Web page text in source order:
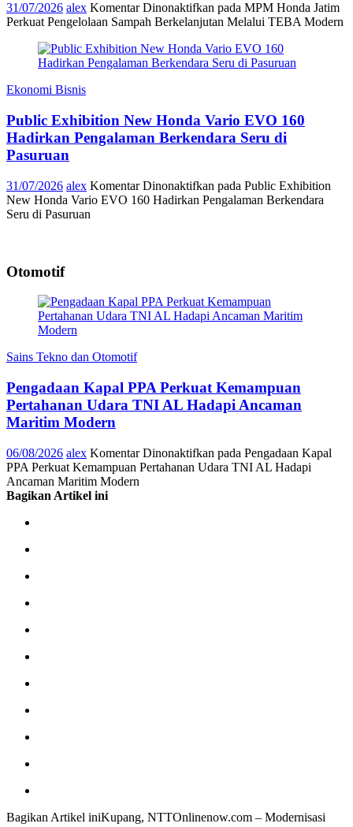
31/07/2026 alex Komentar Dinonaktifkan pada MPM Honda Jatim
Perkuat Pengelolaan Sampah Berkelanjutan Melalui TEBA Modern
Ekonomi Bisnis
Public Exhibition New Honda Vario EVO 160
Hadirkan Pengalaman Berkendara Seru di
Pasuruan
31/07/2026 alex Komentar Dinonaktifkan pada Public Exhibition
New Honda Vario EVO 160 Hadirkan Pengalaman Berkendara
Seru di Pasuruan
Otomotif
Sains Tekno dan Otomotif
Pengadaan Kapal PPA Perkuat Kemampuan
Pertahanan Udara TNI AL Hadapi Ancaman
Maritim Modern
06/08/2026 alex Komentar Dinonaktifkan pada Pengadaan Kapal
PPA Perkuat Kemampuan Pertahanan Udara TNI AL Hadapi
Ancaman Maritim Modern
Bagikan Artikel ini
Bagikan Artikel iniKupang, NTTOnlinenow.com – Modernisasi